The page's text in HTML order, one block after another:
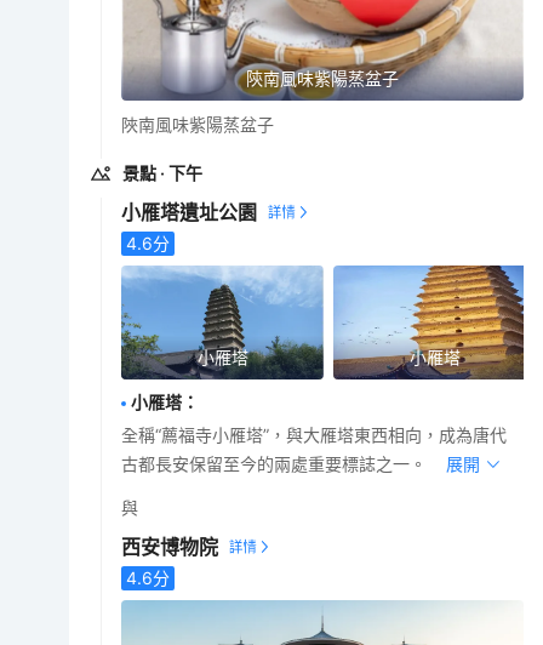
陝南風味紫陽蒸盆子
陜南風味紫陽蒸盆子
景點 · 下午
小雁塔遺址公園
4.6分
小雁塔 小雁塔
小雁塔 ：
全稱“薦福寺小雁塔”，與大雁塔東西相向，成為唐代
古都長安保留至今的兩處重要標誌之一。
展開
與
西安博物院
4.6分